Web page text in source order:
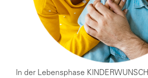
In der Lebensphase KINDERWUNSCH